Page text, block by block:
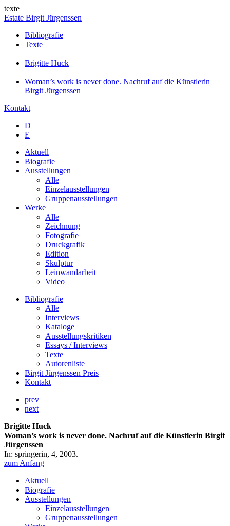
texte
Estate Birgit Jürgenssen
Bibliografie
Texte
Brigitte Huck
Woman’s work is never done. Nachruf auf die Künstlerin
Birgit Jürgenssen
Kontakt
D
E
Aktuell
Biografie
Ausstellungen
Alle
Einzelausstellungen
Gruppenausstellungen
Werke
Alle
Zeichnung
Fotografie
Druckgrafik
Edition
Skulptur
Leinwandarbeit
Video
Bibliografie
Alle
Interviews
Kataloge
Ausstellungskritiken
Essays / Interviews
Texte
Autorenliste
Birgit Jürgenssen Preis
Kontakt
prev
next
Brigitte Huck
Woman’s work is never done. Nachruf auf die Künstlerin Birgit
Jürgenssen
In: springerin, 4, 2003.
zum Anfang
Aktuell
Biografie
Ausstellungen
Einzelausstellungen
Gruppenausstellungen